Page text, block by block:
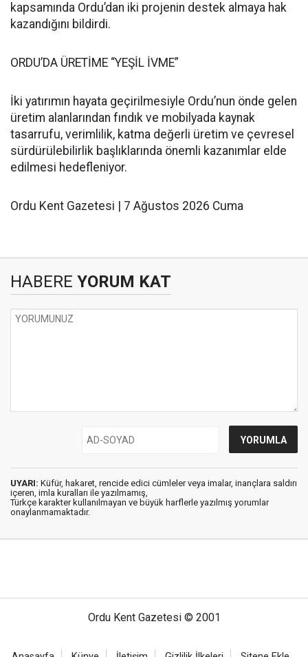
kapsamında Ordu’dan iki projenin destek almaya hak
kazandığını bildirdi.
ORDU’DA ÜRETİME “YEŞİL İVME”
İki yatırımın hayata geçirilmesiyle Ordu’nun önde gelen
üretim alanlarından fındık ve mobilyada kaynak
tasarrufu, verimlilik, katma değerli üretim ve çevresel
sürdürülebilirlik başlıklarında önemli kazanımlar elde
edilmesi hedefleniyor.
Ordu Kent Gazetesi | 7 Ağustos 2026 Cuma
HABERE YORUM KAT
UYARI: Küfür, hakaret, rencide edici cümleler veya imalar, inançlara saldırı
içeren, imla kuralları ile yazılmamış,
Türkçe karakter kullanılmayan ve büyük harflerle yazılmış yorumlar
onaylanmamaktadır.
Ordu Kent Gazetesi © 2001